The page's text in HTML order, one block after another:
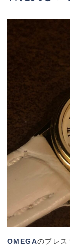
OMEGAのプレス